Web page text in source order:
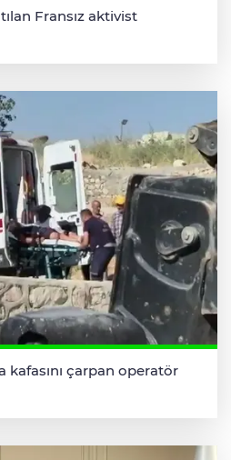
Fransız aktivist
kafasını çarpan operatör